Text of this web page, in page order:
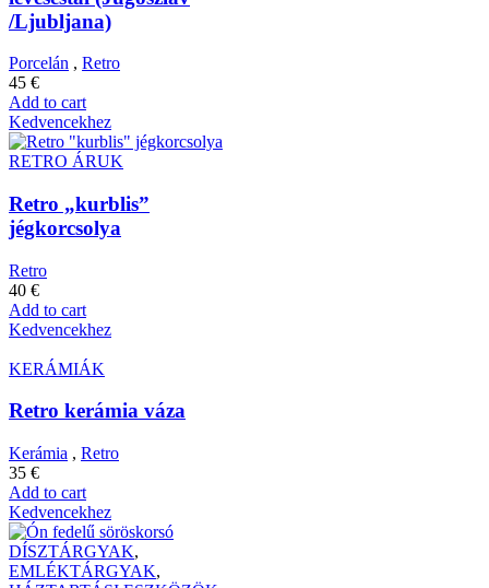
/Ljubljana)
Porcelán , Retro
45 €
Add to cart
Kedvencekhez
RETRO ÁRUK
Retro „kurblis”
jégkorcsolya
Retro
40 €
Add to cart
Kedvencekhez
KERÁMIÁK
Retro kerámia váza
Kerámia , Retro
35 €
Add to cart
Kedvencekhez
DÍSZTÁRGYAK,
EMLÉKTÁRGYAK,